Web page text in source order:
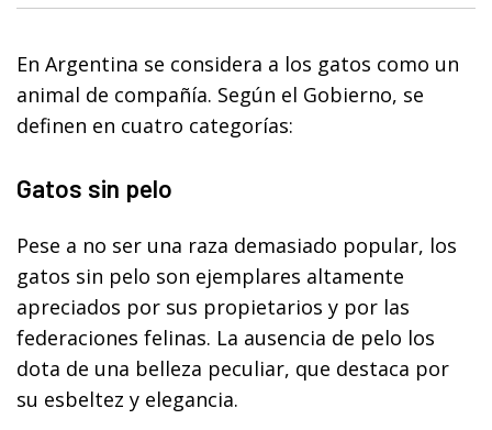
En Argentina se considera a los gatos como un
animal de compañía. Según el Gobierno, se
definen en cuatro categorías:
Gatos sin pelo
Pese a no ser una raza demasiado popular, los
gatos sin pelo son ejemplares altamente
apreciados por sus propietarios y por las
federaciones felinas. La ausencia de pelo los
dota de una belleza peculiar, que destaca por
su esbeltez y elegancia.